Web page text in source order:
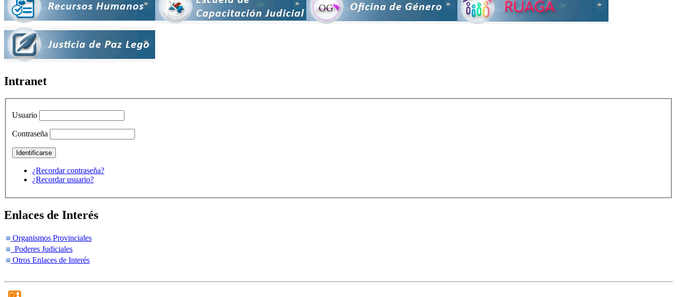
Intranet
Usuario
Contraseña
¿Recordar contraseña?
¿Recordar usuario?
Enlaces de Interés
Organismos Provinciales
Poderes Judiciales
Otros Enlaces de Interés